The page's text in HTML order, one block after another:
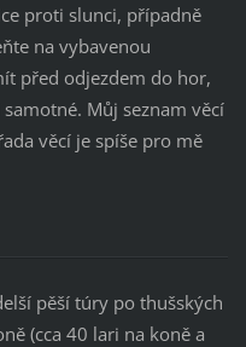
proti slunci, případně
na vybavenou
před odjezdem do hor,
Můj seznam věcí
věcí je spíše pro mě
pěší túry po thušských
(cca 40 lari na koně a